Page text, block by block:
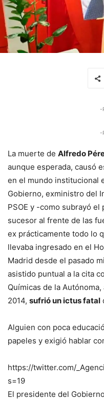
-
-
La muerte de Alfredo
aunque esperada, causó
en el mundo institucional
Gobierno, exministro del
PSOE y -como subrayó
sucesor al frente de las
ex prácticamente todo lo
llevaba ingresado en el
Madrid desde el pasado
asistido puntual a la cita
Químicas de la
2014, sufrió un ictus fatal
Alguien con poca
papeles y exigió hablar
https://twitter.com/
s=19
El presidente del